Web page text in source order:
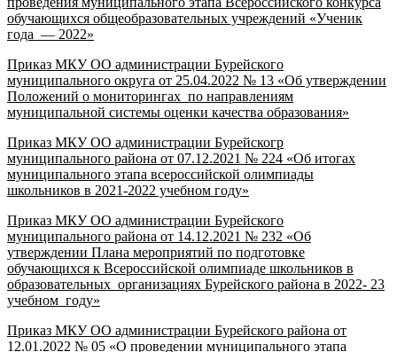
обучающихся общеобразовательных учреждений «Ученик
года — 2022»
Приказ МКУ ОО администрации Бурейского
муниципального округа от 25.04.2022 № 13 «Об утверждении
Положений о мониторингах по направлениям
муниципальной системы оценки качества образования»
Приказ МКУ ОО администрации Бурейскогр
муниципального района от 07.12.2021 № 224 «Об итогах
муниципального этапа всероссийской олимпиады
школьников в 2021-2022 учебном году»
Приказ МКУ ОО администрации Бурейского
муниципального района от 14.12.2021 № 232 «Об
утверждении Плана мероприятий по подготовке
обучающихся к Всероссийской олимпиаде школьников в
образовательных организациях Бурейского района в 2022- 23
учебном году»
Приказ МКУ ОО администрации Бурейского района от
12.01.2022 № 05 «О проведении муниципального этапа